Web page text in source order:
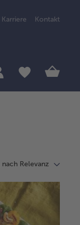
Karriere Kontakt
nach Relevanz